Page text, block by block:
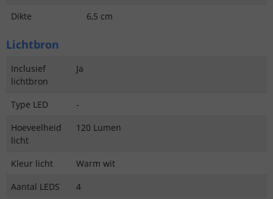
Dikte
6,5 cm
Lichtbron
Inclusief
lichtbron
Ja
Type LED
-
Hoeveelheid
licht
120 Lumen
Kleur licht
Warm wit
Aantal LEDS
4